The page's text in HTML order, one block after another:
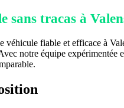
sans tracas à
véhicule fiable et efficace à
notre équipe expérimentée